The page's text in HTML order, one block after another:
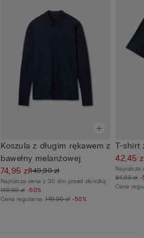
Koszula z długim rękawem z
bawełny melanżowej
74,95 zł149,90 zł
Najniższa cena z 30 dni przed obniżką:
149,90 zł -50%
Cena regularna:149,90 zł -50%
T-shirt
42,45
84,90 zł -
Cena